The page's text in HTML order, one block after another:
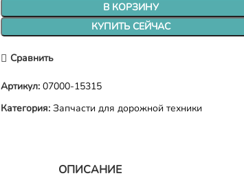
В КОРЗИНУ
КУПИТЬ СЕЙЧАС
Сравнить
Артикул:07000-15315
Категория: Запчасти для дорожной техники
ОПИСАНИЕ